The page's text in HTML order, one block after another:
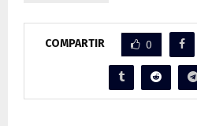
COMPARTIR 0